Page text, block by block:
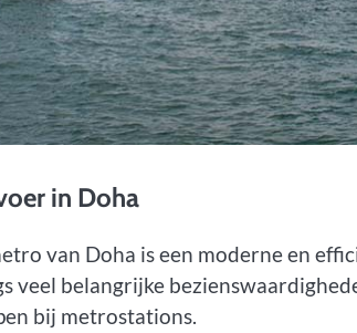
in Doha
van Doha is een moderne en
veel belangrijke
bij metrostations.